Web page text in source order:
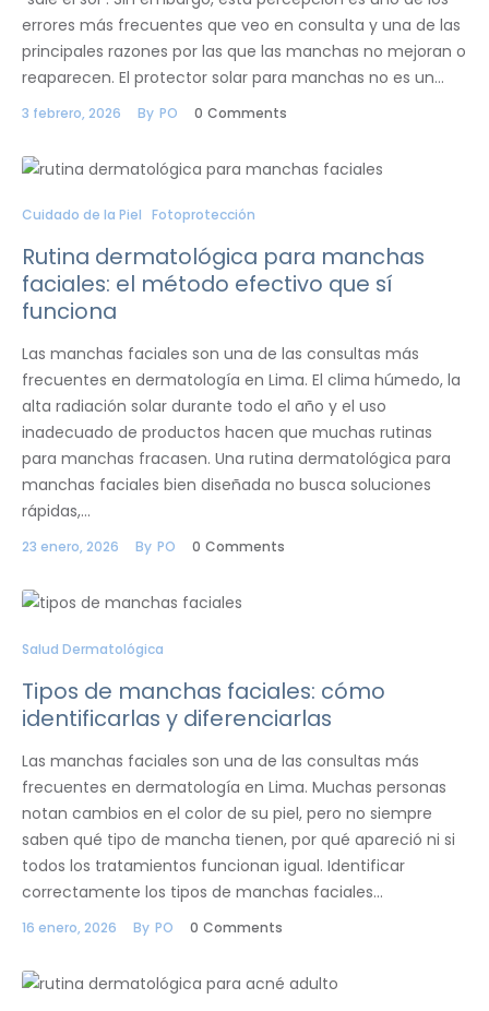
errores más frecuentes que veo en consulta y una de las
principales razones por las que las manchas no mejoran o
reaparecen. El protector solar para manchas no es un…
3 febrero, 2026 By PO 0 Comments
Cuidado de la Piel Fotoprotección
Rutina dermatológica para manchas
faciales: el método efectivo que sí
funciona
Las manchas faciales son una de las consultas más
frecuentes en dermatología en Lima. El clima húmedo, la
alta radiación solar durante todo el año y el uso
inadecuado de productos hacen que muchas rutinas
para manchas fracasen. Una rutina dermatológica para
manchas faciales bien diseñada no busca soluciones
rápidas,…
23 enero, 2026 By PO 0 Comments
Salud Dermatológica
Tipos de manchas faciales: cómo
identificarlas y diferenciarlas
Las manchas faciales son una de las consultas más
frecuentes en dermatología en Lima. Muchas personas
notan cambios en el color de su piel, pero no siempre
saben qué tipo de mancha tienen, por qué apareció ni si
todos los tratamientos funcionan igual. Identificar
correctamente los tipos de manchas faciales…
16 enero, 2026 By PO 0 Comments